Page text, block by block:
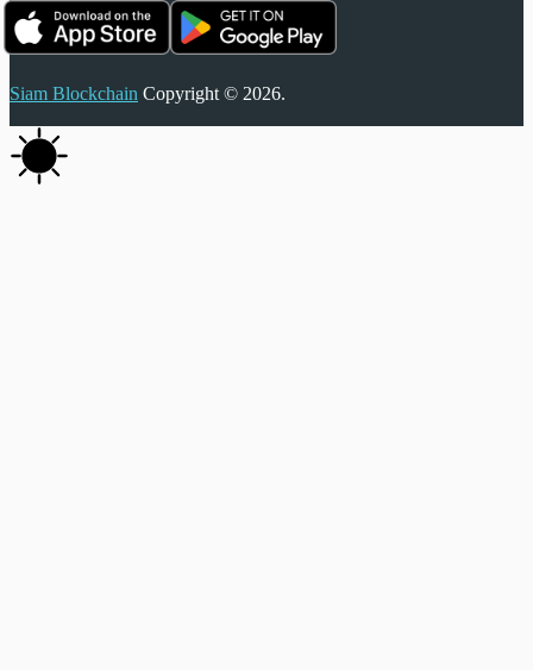
Siam Blockchain Copyright © 2026.